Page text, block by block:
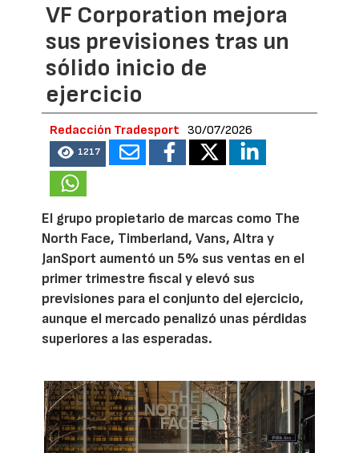
VF Corporation mejora
sus previsiones tras un
sólido inicio de
ejercicio
Redacción Tradesport 30/07/2026
1217
El grupo propietario de marcas como The
North Face, Timberland, Vans, Altra y
JanSport aumentó un 5% sus ventas en el
primer trimestre fiscal y elevó sus
previsiones para el conjunto del ejercicio,
aunque el mercado penalizó unas pérdidas
superiores a las esperadas.